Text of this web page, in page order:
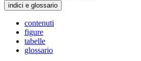
indici e glossario
contenuti
figure
tabelle
glossario